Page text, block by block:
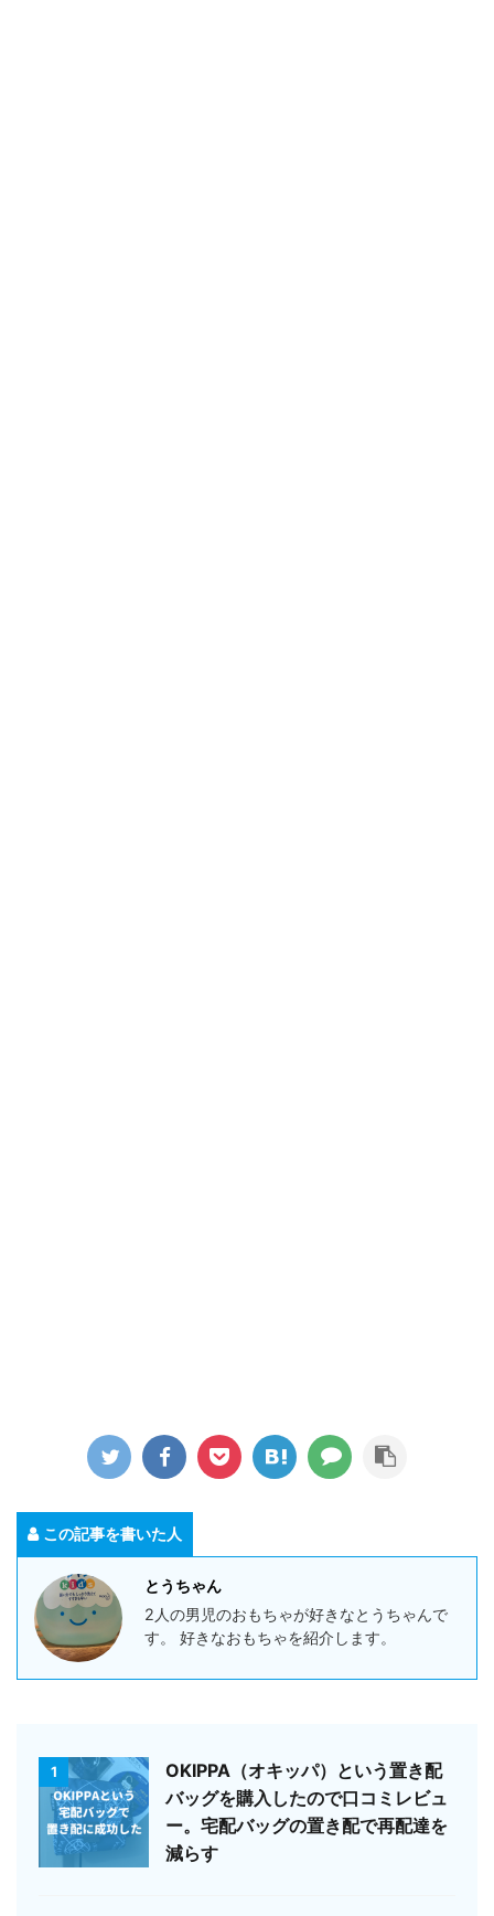
この記事を書いた人
とうちゃん
2人の男児のおもちゃが好きなとうちゃんで
す。 好きなおもちゃを紹介します。
1
OKIPPA（オキッパ）という置き配
バッグを購入したので口コミレビュ
ー。宅配バッグの置き配で再配達を
減らす